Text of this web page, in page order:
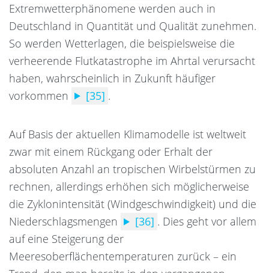
Extremwetterphänomene werden auch in
Deutschland in Quantität und Qualität zunehmen.
So werden Wetterlagen, die beispielsweise die
verheerende Flutkatastrophe im Ahrtal verursacht
haben, wahrscheinlich in Zukunft häufiger
vorkommen
[35] .
Auf Basis der aktuellen Klimamodelle ist weltweit
zwar mit einem Rückgang oder Erhalt der
absoluten Anzahl an tropischen Wirbelstürmen zu
rechnen, allerdings erhöhen sich möglicherweise
die Zyklonintensität (Windgeschwindigkeit) und die
Niederschlagsmengen
[36] . Dies geht vor allem
auf eine Steigerung der
Meeresoberflächentemperaturen zurück – ein